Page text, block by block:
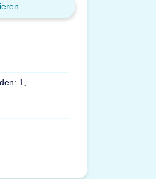
1,